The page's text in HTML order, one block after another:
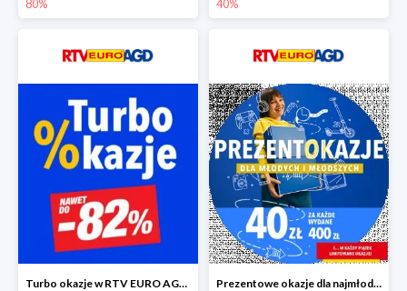
80% 40%
Turbo okazje w RTV EURO AGD do -82% Prezentowe okazje dla najmłodszych w RTV EURO AGD